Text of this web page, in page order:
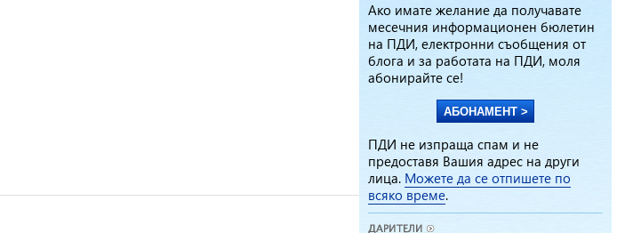
Ако имате желание да получавате
месечния информационен бюлетин
на ПДИ, електронни съобщения от
блога и за работата на ПДИ, моля
абонирайте се!
АБОНАМЕНТ >
ПДИ не изпраща спам и не
предоставя Вашия адрес на други
лица. Можете да се отпишете по
всяко време.